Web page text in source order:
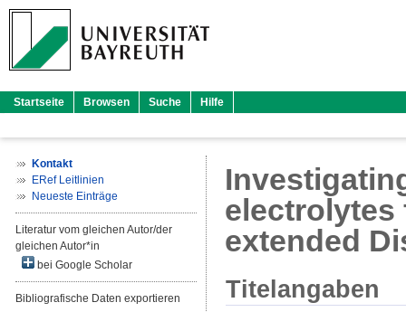
Startseite Browsen Suche Hilfe
Kontakt
ERef Leitlinien
Neueste Einträge
Literatur vom gleichen Autor/der
gleichen Autor*in
bei Google Scholar
Bibliografische Daten exportieren
electrolytes
extended
Titelangaben